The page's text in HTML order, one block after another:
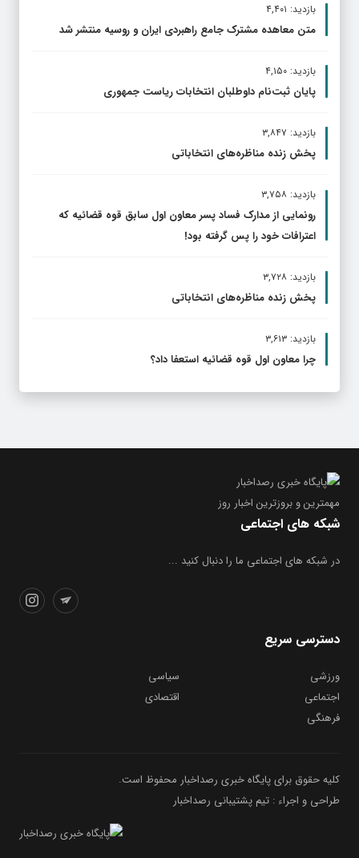
بازدید: ۴,۴۰۱
متن معاهده مشترک جامع راهبردی ایران و روسیه منتشر شد
بازدید: ۴,۱۵۰
پایان ثبت‌نام داوطلبان انتخابات ریاست جمهوری
بازدید: ۳,۸۴۷
پخش زنده مناظره‌های انتخاباتی
بازدید: ۳,۷۵۸
رونمایی از مدارک فساد پسر معاون اول سابق قوه قضائیه که
اعترافات خود را پس گرفته بود!
بازدید: ۳,۷۲۸
پخش زنده مناظره‌های انتخاباتی
بازدید: ۳,۶۱۳
چرا معاون اول قوه قضائیه استعفا داد؟
مهمترین و بروز‌ترین اخبار روز
شبکه های اجتماعی
در شبکه های اجتماعی ما را دنبال کنید ...
دسترسی سریع
ورزشی
سیاسی
اجتماعی
اقتصادی
فرهنگی
کلیه حقوق برای پایگاه خبری رصداخبار محفوظ است.
طراحی و اجراء : تیم پشتیبانی رصداخبار